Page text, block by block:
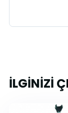
İLGİNİZİ